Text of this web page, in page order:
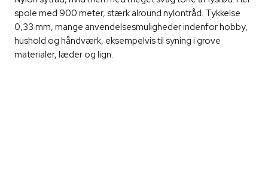
spole med 900 meter, stærk alround nylontråd. Tykkelse
0,33 mm, mange anvendelsesmuligheder indenfor hobby,
hushold og håndværk, eksempelvis til syning i grove
materialer, læder og lign.